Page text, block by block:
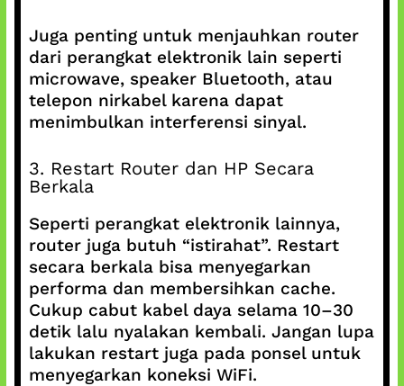
Juga penting untuk menjauhkan router
dari perangkat elektronik lain seperti
microwave, speaker Bluetooth, atau
telepon nirkabel karena dapat
menimbulkan interferensi sinyal.
3. Restart Router dan HP Secara
Berkala
Seperti perangkat elektronik lainnya,
router juga butuh “istirahat”. Restart
secara berkala bisa menyegarkan
performa dan membersihkan cache.
Cukup cabut kabel daya selama 10–30
detik lalu nyalakan kembali. Jangan lupa
lakukan restart juga pada ponsel untuk
menyegarkan koneksi WiFi.